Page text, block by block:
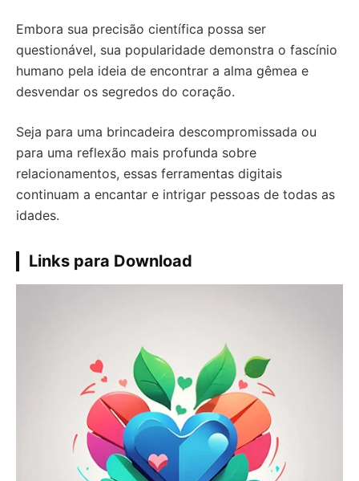
Embora sua precisão científica possa ser
questionável, sua popularidade demonstra o fascínio
humano pela ideia de encontrar a alma gêmea e
desvendar os segredos do coração.
Seja para uma brincadeira descompromissada ou
para uma reflexão mais profunda sobre
relacionamentos, essas ferramentas digitais
continuam a encantar e intrigar pessoas de todas as
idades.
Links para Download